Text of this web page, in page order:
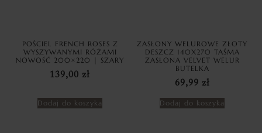
POŚCIEL FRENCH ROSES Z
WYSZYWANYMI RÓŻAMI
NOWOŚĆ 200×220 | SZARY
139,00 zł
Dodaj do koszyka
ZASŁONY WELUROWE ZŁOTY
DESZCZ 140X270 TAŚMA
ZASŁONA VELVET WELUR
BUTELKA
69,99 zł
Dodaj do koszyka